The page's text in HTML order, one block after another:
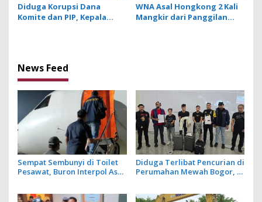
Diduga Korupsi Dana
Komite dan PIP, Kepala
WNA Asal Hongkong 2 Kali
Mangkir dari Panggilan
News Feed
Sempat Sembunyi di Toilet
Pesawat, Buron Interpol Asal
Diduga Terlibat Pencurian di
Perumahan Mewah Bogor, 3